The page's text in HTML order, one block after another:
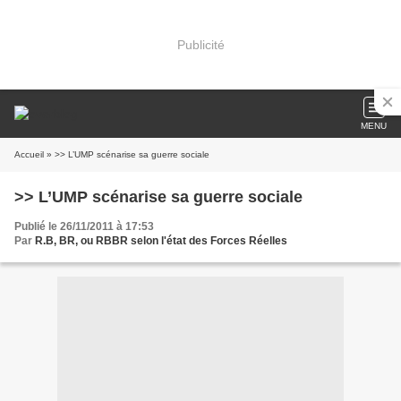
Publicité
MENU
Accueil » >> L’UMP scénarise sa guerre sociale
>> L’UMP scénarise sa guerre sociale
Publié le 26/11/2011 à 17:53
Par R.B, BR, ou RBBR selon l'état des Forces Réelles